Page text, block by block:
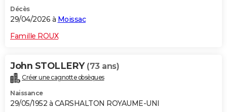
Décès
29/04/2026 à Moissac
Famille ROUX
John STOLLERY (73 ans)
Créer une cagnotte obsèques
Naissance
29/05/1952 à CARSHALTON ROYAUME-UNI